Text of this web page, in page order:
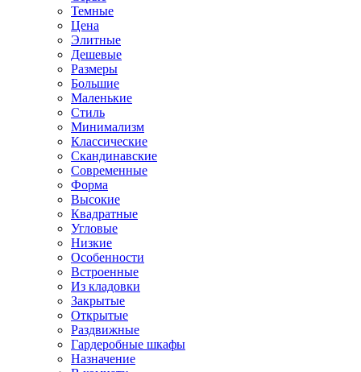
Темные
Цена
Элитные
Дешевые
Размеры
Большие
Маленькие
Стиль
Минимализм
Классические
Скандинавские
Современные
Форма
Высокие
Квадратные
Угловые
Низкие
Особенности
Встроенные
Из кладовки
Закрытые
Открытые
Раздвижные
Гардеробные шкафы
Назначение